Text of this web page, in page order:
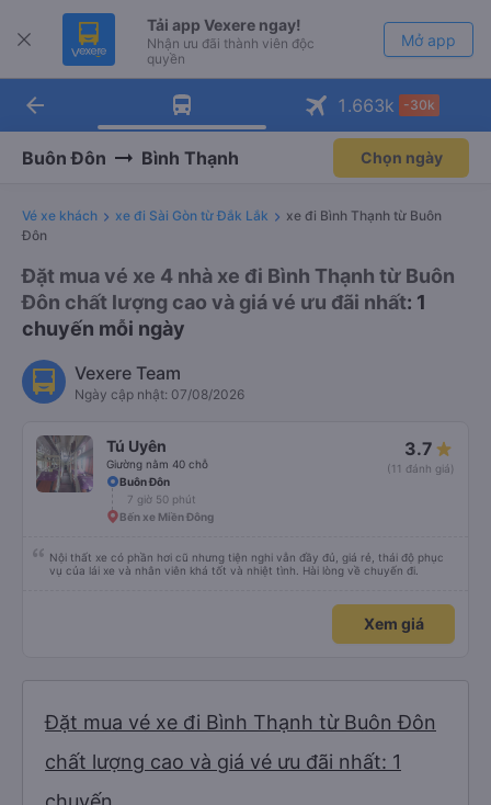
Tải app Vexere ngay!
Nhận ưu đãi thành viên độc
quyền
Mở app
Tải app Vexere
-30k/ghế khi đặt vé máy bay qua
Mở app
arrow_back 1.663k -30k
Buôn Đôn Bình Thạnh Chọn ngày
Vé xe khách xe đi Sài Gòn từ Đắk Lắk
xe đi Bình Thạnh từ Buôn
Đôn
Đặt mua vé xe 4 nhà xe đi Bình Thạnh từ Buôn
Đôn chất lượng cao và giá vé ưu đãi nhất: 1
chuyến mỗi ngày
Vexere Team
Ngày cập nhật: 07/08/2026
Tú Uyên
Giường nằm 40 chỗ
3.7
(11 đánh giá)
Buôn Đôn
7 giờ 50 phút
Bến xe Miền Đông
Nội thất xe có phần hơi cũ nhưng tiện nghi vẫn đầy đủ, giá rẻ, thái độ phục
vụ của lái xe và nhân viên khá tốt và nhiệt tình. Hài lòng về chuyến đi.
Xem giá
Đặt mua vé xe đi Bình Thạnh từ Buôn Đôn
chất lượng cao và giá vé ưu đãi nhất: 1